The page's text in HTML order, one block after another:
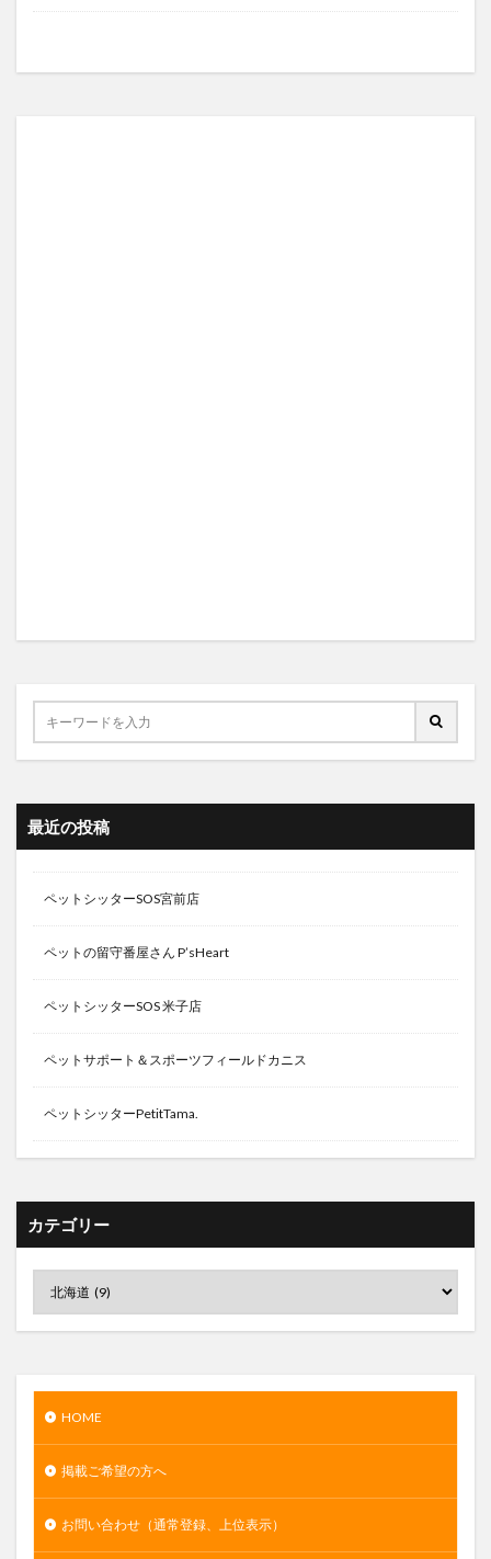
最近の投稿
ペットシッターSOS宮前店
ペットの留守番屋さん P’sHeart
ペットシッターSOS 米子店
ペットサポート＆スポーツフィールドカニス
ペットシッターPetitTama.
カテゴリー
HOME
掲載ご希望の方へ
お問い合わせ（通常登録、上位表示）